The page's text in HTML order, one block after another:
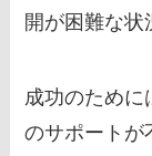
開が困難な状
成功のために
のサポートが